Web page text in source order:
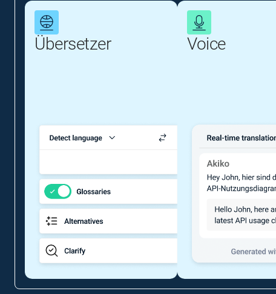
Übersetzer Voice